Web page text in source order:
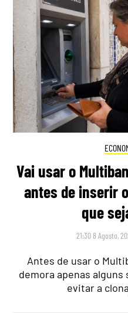
Vai usar o
antes de inserir
que
21:30 8 Agosto,
Antes de usar o
demora apenas alguns
evitar a